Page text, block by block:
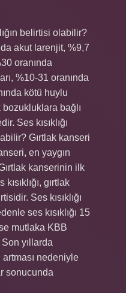
belirtisi olabilir?
akut larenjit, %9,7
oranında
%10-31 oranında
kötü huylu
bağlı
Ses kısıklığı
Gırtlak kanseri
en yaygın
kanserinin ilk
kısıklığı, gırtlak
Ses kısıklığı
ses kısıklığı 15
mutlaka KBB
Son yıllarda
nedeniyle
sonucunda